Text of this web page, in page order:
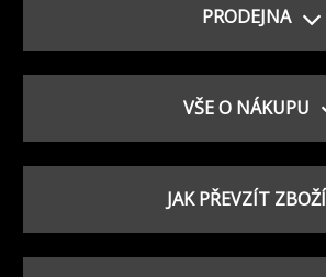
PRODEJNA
VŠE O NÁKUPU
JAK PŘEVZÍT ZBOŽÍ